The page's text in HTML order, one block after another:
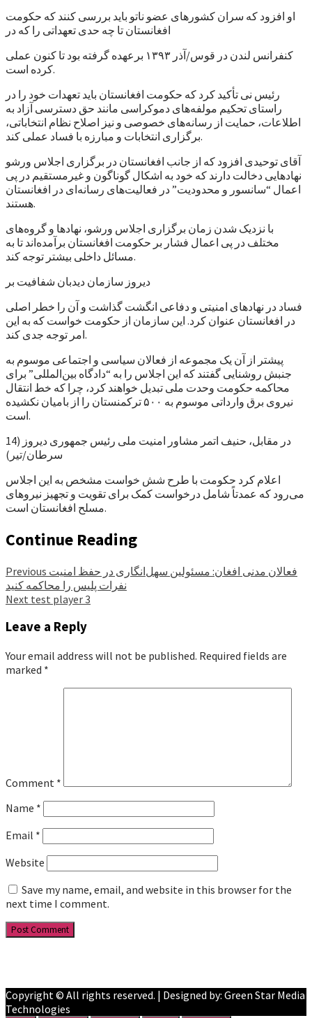
او افزود که سران کشورهای عضو ناتو باید بررسی کنند که حکومت
افغانستان تا چه حدی تعهداتی را که در
کنفرانس لندن در قوس/آذر ۱۳۹۳ برعهده گرفته بود تا کنون عملی
کرده است.
رئیس نی تأکید کرد که حکومت افغانستان باید تعهدات خود را در
راستای تحکیم مولفه‌های دموکراسی مانند حق دسترسی آزاد به
اطلاعات، حمایت از رسانه‌های خصوصی و نیز اصلاح نظام انتخاباتی،
برگزاری انتخابات و مبارزه با فساد عملی کند.
آقای توحیدی افزود که از جانب افغانستان در برگزاری اجلاس ورشو
نهادهایی دخالت دارند که خود به اشکال گوناگون و غیرمستقیم در پی
اعمال “سانسور و محدودیت” در فعالیت‌های رسانه‌ای در افغانستان
هستند.
با نزدیک شدن زمان برگزاری اجلاس ورشو، نهادها و گروه‌های
مختلف در پی اعمال فشار بر حکومت افغانستان برآمده‌اند تا به
مسائل داخلی بیشتر توجه کند.
دیروز سازمان دیدبان شفافیت بر
فساد در نهادهای امنیتی و دفاعی انگشت گذاشت و آن را خطر اصلی
در افغانستان عنوان کرد. این سازمان از حکومت خواست که به این
امر توجه جدی کند.
پیشتر از آن یک مجموعه از فعالان سیاسی و اجتماعی موسوم به
جنبش روشنایی گفتند که این اجلاس را به “دادگاه بین‌المللی” برای
محاکمه حکومت وحدت ملی تبدیل خواهند کرد، چرا که خط انتقال
نیروی برق وارداتی موسوم به ۵۰۰ ترکمنستان را از بامیان نکشیده
است.
در مقابل، حنیف اتمر مشاور امنیت ملی رئیس جمهوری دیروز (14
سرطان/تیر)
اعلام کرد حکومت با طرح شش خواست مشخص به این اجلاس
می‌رود که عمدتاً شامل درخواست کمک برای تقویت و تجهیز نیروهای
مسلح افغانستان است.
Continue Reading
Previous
نفرات پلیس را محاکمه کنید
Next test player 3
Leave a Reply
Your email address will not be published. Required fields are
marked *
Comment *
Name *
Email *
Website
Save my name, email, and website in this browser for the
next time I comment.
Copyright © All rights reserved. | Designed by: Green Star Media
Technologies